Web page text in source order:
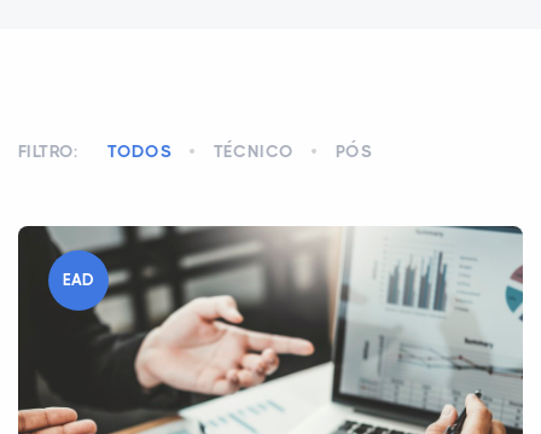
FILTRO: TODOS TÉCNICO PÓS
EAD